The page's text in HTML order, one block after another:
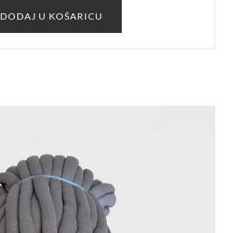
DODAJ U KOŠARICU